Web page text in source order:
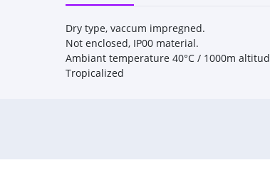
Dry type, vaccum impregned.
Not enclosed, IP00 material.
Ambiant temperature 40°C / 1000m altitud
Tropicalized